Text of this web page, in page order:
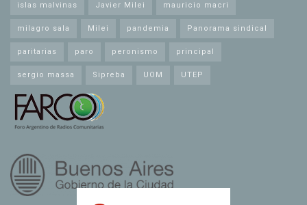
islas malvinas Javier Milei mauricio macri
milagro sala Milei pandemia Panorama sindical
paritarias paro peronismo principal
sergio massa Sipreba UOM UTEP